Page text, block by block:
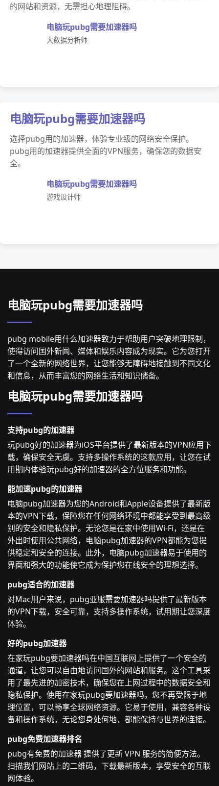
的网站和资源，无需担心地理阻碍。
电脑玩pubg需要加速器吗
大数据分析师
电脑玩pubg需要加速器吗
选择pubg用的加速器，体验专业级的网络安全保护。
pubg用的加速器提供全面的VPN服务，确保您的数据安
全。
电脑玩pubg需要加速器吗
游戏设计师
电脑玩pubg需要加速器吗
pubg mobile用什么加速器致力于帮助用户突破地理限制，
使得访问国外新闻、媒体和娱乐内容成为现实。它为您打开
了一个全新的网络世界，让您能够无障碍地接触到不同文化
和信息，从而丰富您的网络生活和知识储备。
电脑玩pubg需要加速器吗
支持pubg的加速器
玩pubg好的加速器为iOS平台提供了最新版本的VPN应用下
载，确保安全无虞。支持多操作系统的这款应用，让您在试
用期内体验玩pubg好的加速器的全方位服务和功能。
能加速pubg的加速器
电脑pubg加速器为您的Android和Apple设备提供了最新版
本的VPN下载，保障您在任何网络环境中都能享受到最高级
别的安全和隐私保护。无论您是在家中使用Wi-Fi，还是在
外出时使用公共网络，电脑pubg加速器的VPN都能为您提
供稳定和安全的连接。此外，电脑pubg加速器易于使用的
界面和强大的功能使它成为保护您在线安全的理想选择。
pubg适合的加速器
对Mac用户来说，pubg亚服需要加速器吗提供了最新版本
的VPN下载，安全可靠，支持多操作系统，试用期让您深度
体验。
好的pubg加速器
在家玩pubg要加速器吗在中国互联网上提供了一个安全的
通道，让您可以自由地访问国外的网站和服务。这个工具采
用了最先进的加密技术，确保您在上网过程中的数据安全和
隐私保护。使用在家玩pubg要加速器吗，您不再受限于地
理位置，可以畅享全球网络资源。它易于使用，兼容各种设
备和操作系统，无论您身处何地，都能保持与世界的连接。
pubg免费加速器排名
pubg有免费的加速器 提供了更新 VPN 服务的简便方法。
扫描我们网站上的二维码，下载最新版本，享受安全的互联
网体验。